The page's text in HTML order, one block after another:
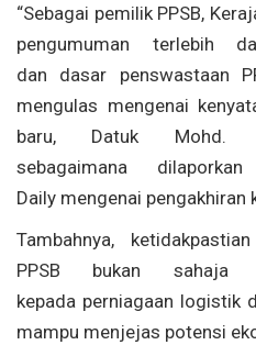
“Sebagai pemilik PPSB,
pengumuman terlebih
dan dasar penswastaan
mengulas mengenai
baru, Datuk Mohd.
sebagaimana
Daily mengenai pengakhiran
Tambahnya,
PPSB bukan sahaja
kepada perniagaan logistik
mampu menjejas potensi